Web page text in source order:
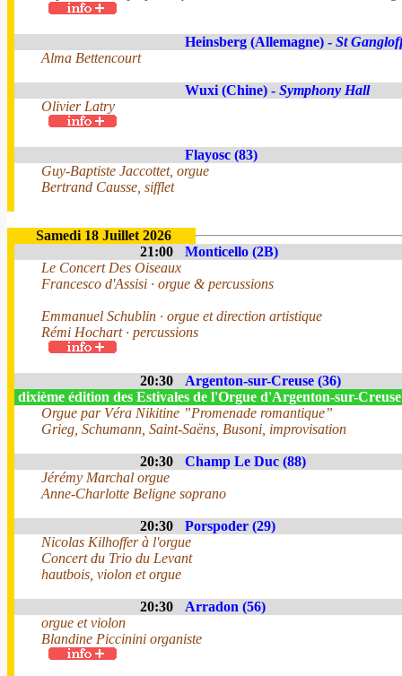
Heinsberg (Allemagne) - St
Alma Bettencourt
Wuxi (Chine) - Symphony Hall
Olivier Latry
Flayosc (83)
Guy-Baptiste Jaccottet, orgue
Bertrand Causse, sifflet
Samedi 18 Juillet 2026
21:00
Monticello (2B)
Le Concert Des Oiseaux
Francesco d'Assisi · orgue & percussions
Emmanuel Schublin · orgue et direction artistique
Rémi Hochart · percussions
20:30
Argenton-sur-Creuse (36)
dixième édition des Estivales de l'Orgue d'Argenton-sur-
Orgue par Véra Nikitine ”Promenade romantique”
Grieg, Schumann, Saint-Saëns, Busoni, improvisation
20:30
Champ Le Duc (88)
Jérémy Marchal orgue
Anne-Charlotte Beligne soprano
20:30
Porspoder (29)
Nicolas Kilhoffer à l'orgue
Concert du Trio du Levant
hautbois, violon et orgue
20:30
Arradon (56)
orgue et violon
Blandine Piccinini organiste